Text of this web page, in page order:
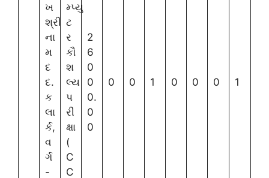
ખ
શ્રી
ના
મ
દ
દ.
ક
લા
ર્ક,
વ
ર્ગ
-
મ્પ્યુ
ટ
ર
કૌ
શ
લ્ય
પ
રી
ક્ષા
(
C
C
2
6
0
0
0.
0
0
0 0 1 0 0 0 1